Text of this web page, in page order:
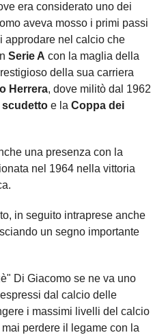
era considerato uno dei
aveva mosso i primi passi
approdare nel calcio che
Serie A con la maglia della
della sua carriera
Herrera, dove militò dal 1962
scudetto e la Coppa dei
una presenza con la
nel 1964 nella vittoria
in seguito intraprese anche
un segno importante
Di Giacomo se ne va uno
dal calcio delle
i massimi livelli del calcio
perdere il legame con la